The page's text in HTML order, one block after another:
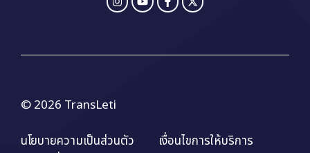
© 2026 TransLeti
นโยบายความเป็นส่วนตัว
เงื่อนไขการให้บริการ